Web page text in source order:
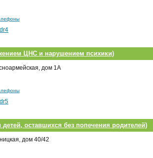
ЦНС и нарушением психики)
дом 1А
оставшихся без попечения родителей)
дом 40/42